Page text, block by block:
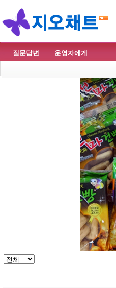
질문답변 운영자에게